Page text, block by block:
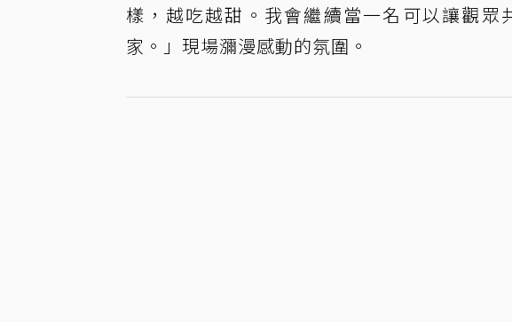
樣，越吃越甜。我會繼續當一名可以讓觀
家。」現場瀰漫感動的氛圍。